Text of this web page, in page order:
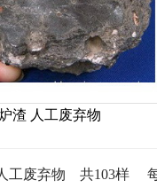
渣 人工废弃物
,人工废弃物 共103